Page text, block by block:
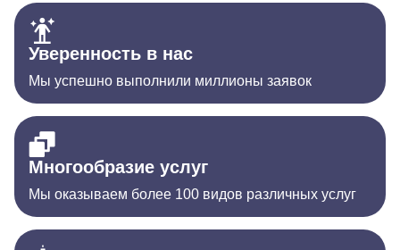
Уверенность в нас
Мы успешно выполнили миллионы заявок
Многообразие услуг
Мы оказываем более 100 видов различных услуг